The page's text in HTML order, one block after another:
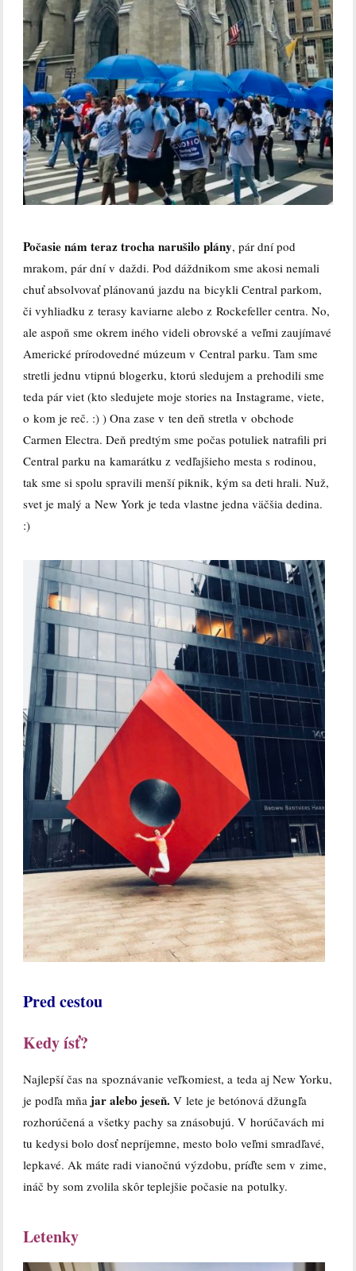
Počasie nám teraz trocha narušilo plány, pár dní pod
mrakom, pár dní v daždi. Pod dáždnikom sme akosi nemali
chuť absolvovať plánovanú jazdu na bicykli Central parkom,
či vyhliadku z terasy kaviarne alebo z Rockefeller centra. No,
ale aspoň sme okrem iného videli obrovské a veľmi zaujímavé
Americké prírodovedné múzeum v Central parku. Tam sme
stretli jednu vtipnú blogerku, ktorú sledujem a prehodili sme
teda pár viet (kto sledujete moje stories na Instagrame, viete,
o kom je reč. :) ) Ona zase v ten deň stretla v obchode
Carmen Electra. Deň predtým sme počas potuliek natrafili pri
Central parku na kamarátku z vedľajšieho mesta s rodinou,
tak sme si spolu spravili menší piknik, kým sa deti hrali. Nuž,
svet je malý a New York je teda vlastne jedna väčšia dedina.
:)
Pred cestou
Kedy ísť?
Najlepší čas na spoznávanie veľkomiest, a teda aj New Yorku,
je podľa mňa jar alebo jeseň. V lete je betónová džungľa
rozhorúčená a všetky pachy sa znásobujú. V horúčavách mi
tu kedysi bolo dosť nepríjemne, mesto bolo veľmi smradľavé,
lepkavé. Ak máte radi vianočnú výzdobu, príďte sem v zime,
ináč by som zvolila skôr teplejšie počasie na potulky.
Letenky